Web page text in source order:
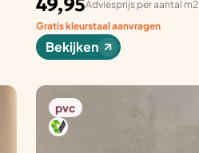
49,95Adviesprijs per aantal m2
Gratis kleurstaal aanvragen
Bekijken
pvc